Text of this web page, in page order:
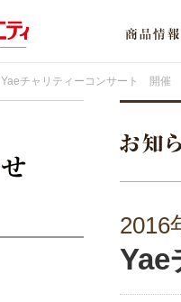
Yaeチャリティーコンサート 開催
2016